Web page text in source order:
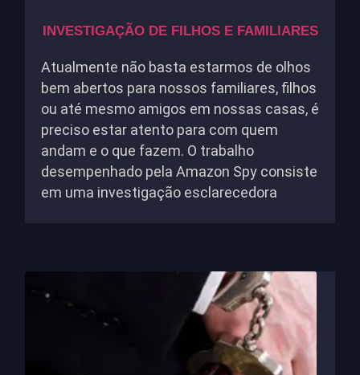
INVESTIGAÇÃO DE FILHOS E FAMILIARES
Atualmente não basta estarmos de olhos
bem abertos para nossos familiares, filhos
ou até mesmo amigos em nossas casas, é
preciso estar atento para com quem
andam e o que fazem. O trabalho
desempenhado pela Amazon Spy consiste
em uma investigação esclarecedora